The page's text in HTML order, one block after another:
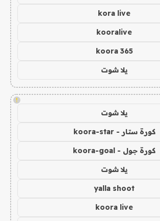
kora live
kooralive
koora 365
يلا شوت
!
يلا شوت
كورة ستار - koora-star
كورة جول - koora-goal
يلا شوت
yalla shoot
koora live